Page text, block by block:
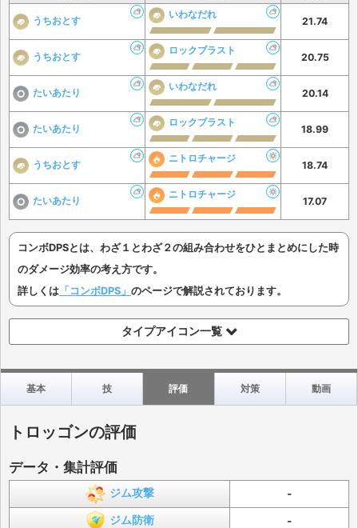
うちおとす
いわなだれ
21.74
うちおとす
ロックブラスト
20.75
たいあたり
いわなだれ
20.14
たいあたり
ロックブラスト
18.99
うちおとす
ニトロチャージ
18.74
たいあたり
ニトロチャージ
17.07
コンボDPSとは、わざ１とわざ２の組み合わせをひとまとめにした時
のダメージ効率の考え方です。
詳しくは 「コンボDPS」 のページで解説されております。
タイプアイコン一覧
基本 技 評価 対策 動画
トロッゴンの評価
データ・集計評価
ジム攻撃 -
ジム防衛 -